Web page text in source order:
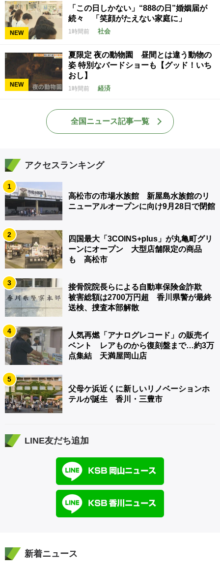
NEW
「この日しかない」“888の日”婚姻届が
続々 「笑顔がたえない家庭に」
1時間前 社会
NEW
夏限定 夜の動物園 昼間とは違う動物の
姿 特別なバードショーも【グッド！いち
おし】
1時間前 経済
全国ニュース記事一覧
アクセスランキング
1
高松市の市場水族館 新屋島水族館のリ
ニューアルオープンに向け9月28日で閉館
2
四国最大「3COINS+plus」が丸亀町グリ
ーンにオープン 大型店舗限定の商品
も 高松市
3
接骨院院長らによる自動車保険金詐欺
被害総額は2700万円超 香川県警が最終
送検、捜査本部解散
4
人気再燃「アナログレコード」の販売イ
ベント レアものから復刻盤まで…約3万
点集結 天満屋岡山店
5
父母ケ浜近くに新しいリノベーションホ
テルが誕生 香川・三豊市
LINE友だち追加
新着ニュース